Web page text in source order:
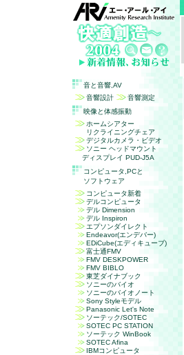
音と音響, AV
音響設計
音響測定
映像と体感振動
ホームシアター
リクライニングチェア
デジタルカメラ・ビデオ
ソニー ヘッドマウント
ディスプレイ PUD-J5A
コンピュータ, PCと
ソフトウェア
コンピュータ新着
デルコンピュータ
デル Dimension
デル Inspiron
エプソンダイレクト
Endeavor(エンデバー)
EDiCube(エディキューブ)
富士通FMV
FMV DESKPOWER
FMV BIBLO
東芝ダイナブック
ソニーのバイオ
ソニーのバイオノート
Sony Styleモデル
Panasonic Let's Note
ソーテック/SOTEC
SOTEC PC STATION
ソーテック WinBook
SOTEC Afina
IBMコンピュータ